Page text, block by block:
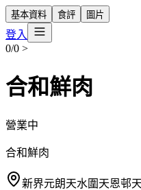
基本資料 食評 圖片
登入
0/0 >
合和鮮肉
營業中
合和鮮肉
新界元朗天水圍天恩邨